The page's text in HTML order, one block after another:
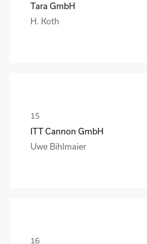
Tara GmbH
H. Koth
ITT Cannon GmbH
Uwe Bihlmaier